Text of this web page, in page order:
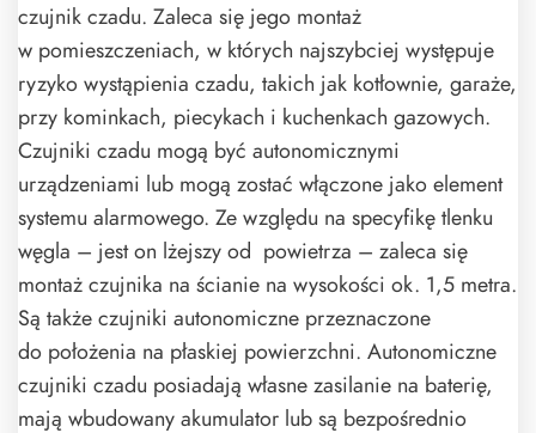
czujnik czadu. Zaleca się jego montaż
w pomieszczeniach, w których najszybciej występuje
ryzyko wystąpienia czadu, takich jak kotłownie, garaże,
przy kominkach, piecykach i kuchenkach gazowych.
Czujniki czadu mogą być autonomicznymi
urządzeniami lub mogą zostać włączone jako element
systemu alarmowego. Ze względu na specyfikę tlenku
węgla – jest on lżejszy od powietrza – zaleca się
montaż czujnika na ścianie na wysokości ok. 1,5 metra.
Są także czujniki autonomiczne przeznaczone
do położenia na płaskiej powierzchni. Autonomiczne
czujniki czadu posiadają własne zasilanie na baterię,
mają wbudowany akumulator lub są bezpośrednio